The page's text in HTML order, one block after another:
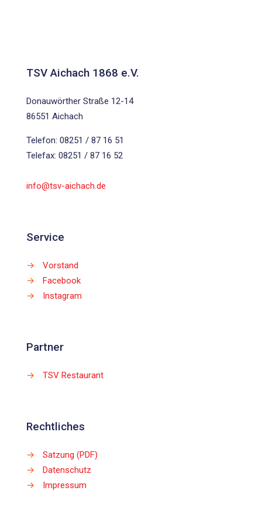
TSV Aichach 1868 e.V.
Donauwörther Straße 12-14
86551 Aichach
Telefon: 08251 / 87 16 51
Telefax: 08251 / 87 16 52
info@tsv-aichach.de
Service
→
Vorstand
→
Facebook
→
Instagram
Partner
→ TSV Restaurant
Rechtliches
→
Satzung (PDF)
→
Datenschutz
→
Impressum